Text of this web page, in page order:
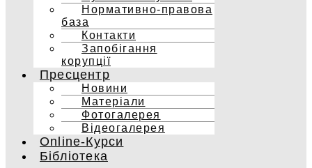
Нормативно-правова
база
Контакти
Запобігання
корупції
Пресцентр
Новини
Матеріали
Фотогалерея
Відеогалерея
Online-Курси
Бібліотека